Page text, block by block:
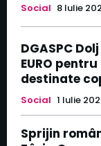
Social 8 Iulie
DGASPC
EURO
destinate
Social 1 Iulie
Sprijin